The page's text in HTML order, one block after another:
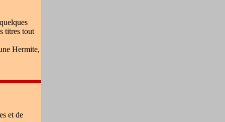
titres tout
Hermite,
et de